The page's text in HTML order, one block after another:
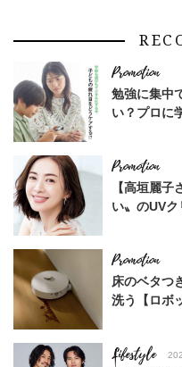
勉強に集中
い？プロに
【高垣麗
い〟のUVク
床のベタつ
洗う【ロボ
Lifestyle